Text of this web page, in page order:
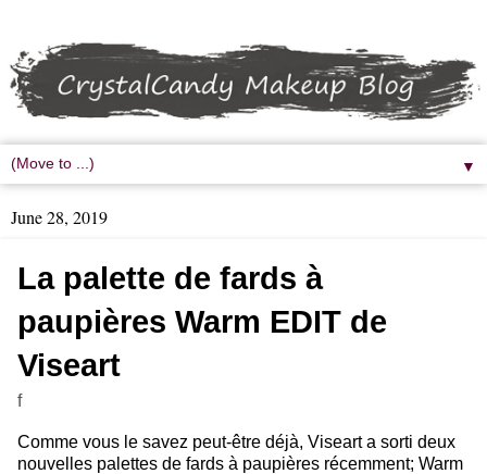
▼
June 28, 2019
La palette de fards à
paupières Warm EDIT de
Viseart
f
Comme vous le savez peut-être déjà, Viseart a sorti deux
nouvelles palettes de fards à paupières récemment; Warm